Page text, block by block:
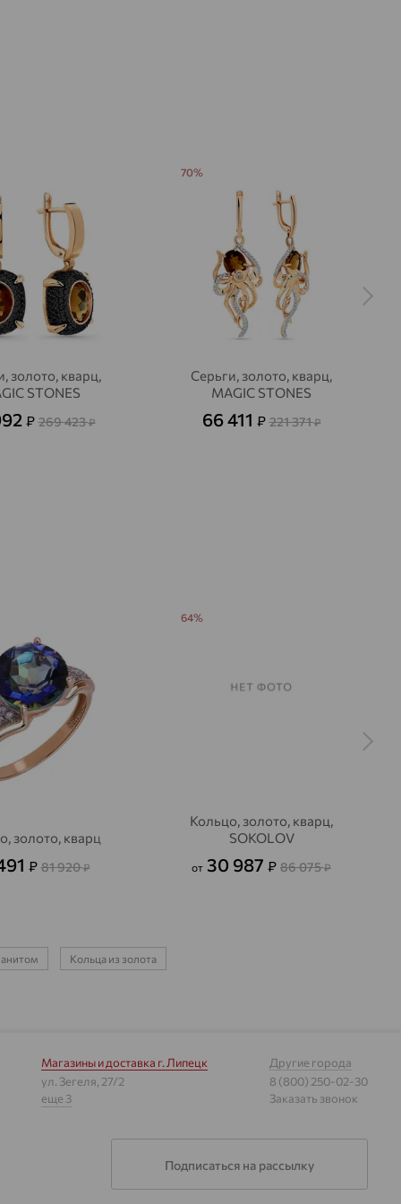
золото, кварц,
STONES
₽ 269 423₽
Серьги, золото, кварц,
MAGIC STONES
66 411 ₽ 221 371₽
70%
золото, кварц
₽ 81 920₽
Кольцо, золото, кварц,
SOKOLOV
от 30 987 ₽ 86 075₽
64%
Кольца из золота
Магазины и доставка г. Липецк
ул. Зегеля, 27/2
еще 3
Другие города
8 (800) 250-02-30
Заказать звонок
Подписаться на рассылку